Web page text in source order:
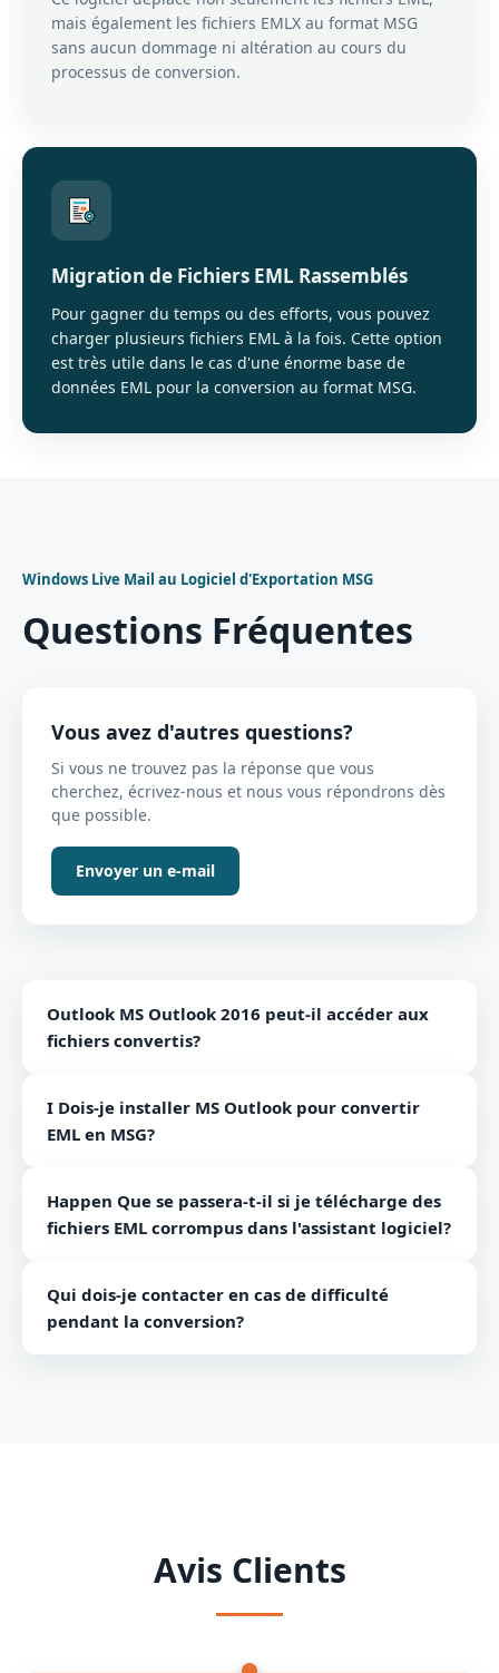
mais également les fichiers EMLX au format MSG
sans aucun dommage ni altération au cours du
processus de conversion.
Migration de Fichiers EML Rassemblés
Pour gagner du temps ou des efforts, vous pouvez
charger plusieurs fichiers EML à la fois. Cette option
est très utile dans le cas d'une énorme base de
données EML pour la conversion au format MSG.
Windows Live Mail au Logiciel d'Exportation MSG
Questions Fréquentes
Vous avez d'autres questions?
Si vous ne trouvez pas la réponse que vous
cherchez, écrivez-nous et nous vous répondrons dès
que possible.
Envoyer un e-mail
Outlook MS Outlook 2016 peut-il accéder aux
fichiers convertis?
MS Outlook 2016.
I Dois-je installer MS Outlook pour convertir
EML en MSG?
pour convertir des fichiers EML en fichiers MSG.
Happen Que se passera-t-il si je télécharge des
fichiers EML corrompus dans l'assistant logiciel?
Vous devez réparer ces fichiers EML. Le logiciel ne
fonctionne qu'avec des fichiers EML sains.
Qui dois-je contacter en cas de difficulté
pendant la conversion?
Avis Clients